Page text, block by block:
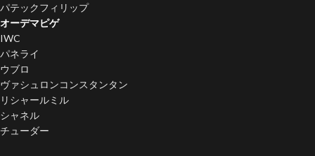
パテックフィリップ
オーデマピゲ
IWC
パネライ
ウブロ
ヴァシュロンコンスタンタン
リシャールミル
シャネル
チューダー